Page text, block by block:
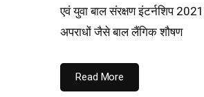
एवं युवा बाल संरक्षण इंटर्नशिप
अपराधों जैसे बाल लैंगिक शौषण
Read More